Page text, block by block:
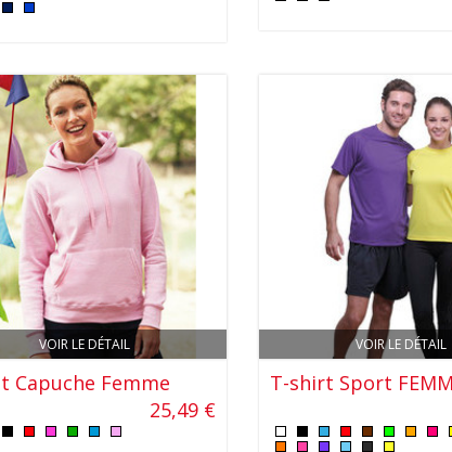
VOIR LE DÉTAIL
Capuche Femme
25,49 €
VOIR LE DÉTAIL
T-shirt Sport